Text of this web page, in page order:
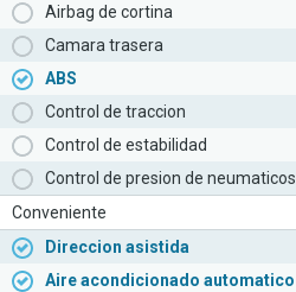
Airbag de cortina
Camara trasera
ABS
Control de traccion
Control de estabilidad
Control de presion de neumaticos
Conveniente
Direccion asistida
Aire acondicionado automatico